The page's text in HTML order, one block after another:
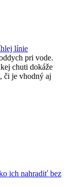
línie
pri vode.
chuti dokáže
či je vhodný aj
ich nahradiť bez